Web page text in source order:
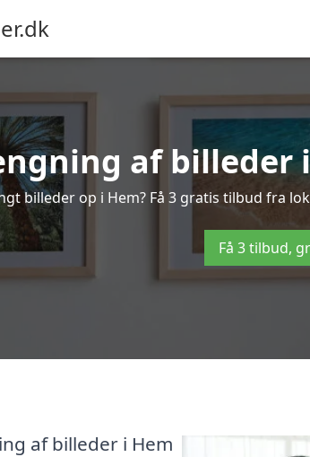
af billeder
billeder op i Hem? Få 3 gratis tilbud fra
Få 3 tilbud,
af billeder i Hem